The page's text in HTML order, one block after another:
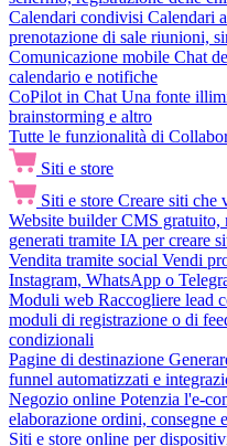
Calendari condivisi Calendari
prenotazione di sale riunioni,
Comunicazione mobile Chat
calendario e notifiche
CoPilot in Chat Una fonte
brainstorming e altro
Tutte le funzionalità di
Siti e store
Siti e store Creare siti che
Website builder CMS gratuito,
generati tramite IA per creare
Vendita tramite social Vendi
Instagram, WhatsApp o
Moduli web Raccogliere lead
moduli di registrazione o di
condizionali
Pagine di destinazione
funnel automatizzati e
Negozio online Potenzia l'e-
elaborazione ordini, consegne
Siti e store online per